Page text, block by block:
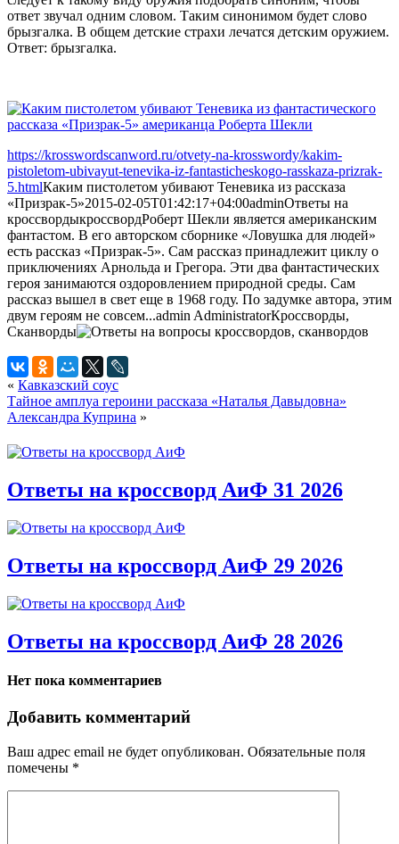
ответ звучал одним словом. Таким синонимом будет слово
брызгалка. В общем детские страхи лечатся детским оружием.
Ответ: брызгалка.
https://krosswordscanword.ru/otvety-na-krosswordy/kakim-
pistoletom-ubivayut-tenevika-iz-fantasticheskogo-rasskaza-prizrak-
5.htmlКаким пистолетом убивают Теневика из рассказа
«Призрак-5»2015-02-05T01:42:17+04:00adminОтветы на
кроссвордыкроссвордРоберт Шекли является американским
фантастом. В его авторском сборнике «Ловушка для людей»
есть рассказ «Призрак-5». Сам рассказ принадлежит циклу о
приключениях Арнольда и Грегора. Эти два фантастических
героя занимаются оздоровлением природной среды. Сам
рассказ вышел в свет еще в 1968 году. По задумке автора, этим
двум героям не совсем...admin AdministratorКроссворды,
Сканворды
« Кавказский соус
Тайное амплуа героини рассказа «Наталья Давыдовна»
Александра Куприна »
Ответы на кроссворд АиФ 31 2026
Ответы на кроссворд АиФ 29 2026
Ответы на кроссворд АиФ 28 2026
Нет пока комментариев
Добавить комментарий
Ваш адрес email не будет опубликован. Обязательные поля
помечены *